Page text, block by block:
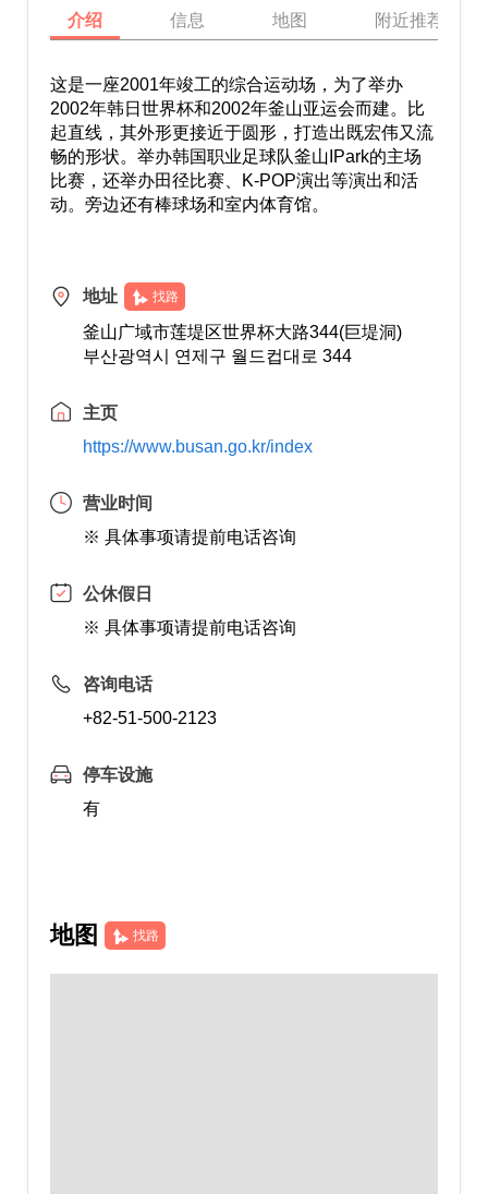
介绍 信息 地图 附近推荐景点
这是一座2001年竣工的综合运动场，为了举办
2002年韩日世界杯和2002年釜山亚运会而建。比
起直线，其外形更接近于圆形，打造出既宏伟又流
畅的形状。举办韩国职业足球队釜山IPark的主场
比赛，还举办田径比赛、K-POP演出等演出和活
动。旁边还有棒球场和室内体育馆。
地址 找路
釜山广域市莲堤区世界杯大路344(巨堤洞)
부산광역시 연제구 월드컵대로 344
主页
https://www.busan.go.kr/index
营业时间
※ 具体事项请提前电话咨询
公休假日
※ 具体事项请提前电话咨询
咨询电话
+82-51-500-2123
停车设施
有
地图 找路